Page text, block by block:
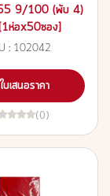
9/100 (พับ 4)
ห่อx50ซอง]
: 102042
บเสนอราคา
(0)